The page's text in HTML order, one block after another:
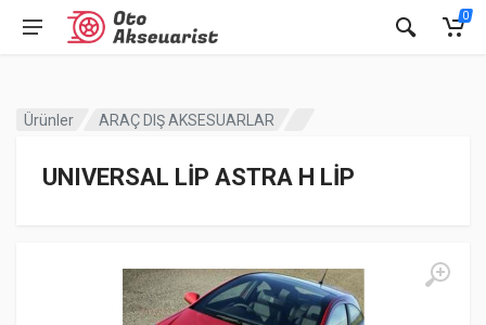
0
Ürünler ARAÇ DIŞ AKSESUARLAR
UNIVERSAL LİP ASTRA H LİP